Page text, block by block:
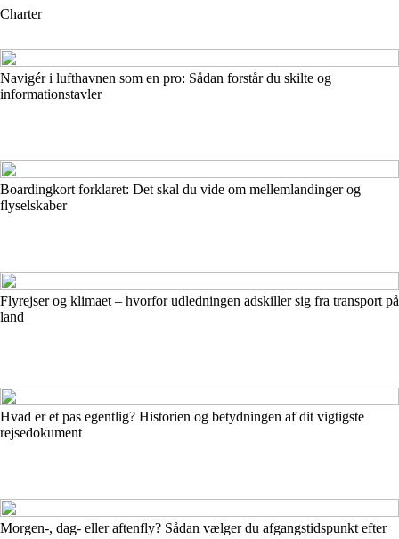
Charter
Navigér i lufthavnen som en pro: Sådan forstår du skilte og
informationstavler
Boardingkort forklaret: Det skal du vide om mellemlandinger og
flyselskaber
Flyrejser og klimaet – hvorfor udledningen adskiller sig fra transport på
land
Hvad er et pas egentlig? Historien og betydningen af dit vigtigste
rejsedokument
Morgen-, dag- eller aftenfly? Sådan vælger du afgangstidspunkt efter